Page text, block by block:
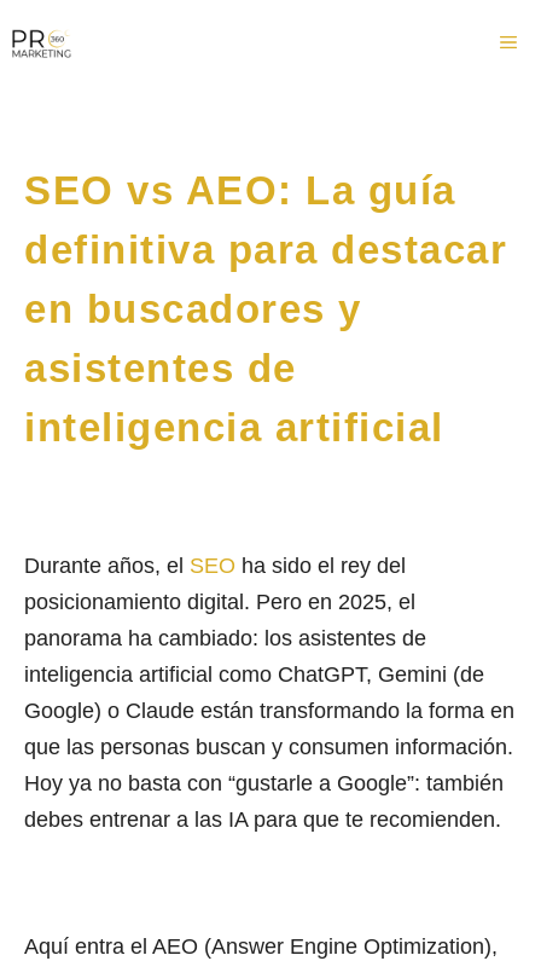
al
SEO vs AEO: La guía
definitiva para destacar
en buscadores y
asistentes de
inteligencia artificial
Durante años, el SEO ha sido el rey del
posicionamiento digital. Pero en 2025, el
panorama ha cambiado: los asistentes de
inteligencia artificial como ChatGPT, Gemini (de
Google) o Claude están transformando la forma en
que las personas buscan y consumen información.
Hoy ya no basta con “gustarle a Google”: también
debes entrenar a las IA para que te recomienden.
Aquí entra el AEO (Answer Engine Optimization),